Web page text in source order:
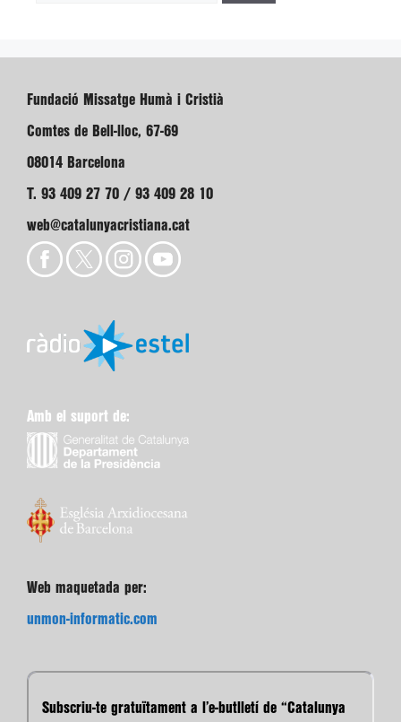
Fundació Missatge Humà i Cristià
Comtes de Bell-lloc, 67-69
08014 Barcelona
T. 93 409 27 70 / 93 409 28 10
web@catalunyacristiana.cat
Amb el suport de:
Web maquetada per:
unmon-informatic.com
Subscriu-te gratuïtament a l’e-butlletí de “Catalunya